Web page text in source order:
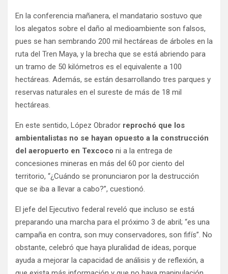
​En la conferencia mañanera, el mandatario sostuvo que
los alegatos sobre el daño al medioambiente son falsos,
pues se han sembrando 200 mil hectáreas de árboles en la
ruta del Tren Maya, y la brecha que se está abriendo para
un tramo de 50 kilómetros es el equivalente a 100
hectáreas. Además, se están desarrollando tres parques y
reservas naturales en el sureste de más de 18 mil
hectáreas.
En este sentido, López Obrador reprochó que los
ambientalistas no se hayan opuesto a la construcción
del aeropuerto en Texcoco ni a la entrega de
concesiones mineras en más del 60 por ciento del
territorio, “¿Cuándo se pronunciaron por la destrucción
que se iba a llevar a cabo?”, cuestionó.
El jefe del Ejecutivo federal reveló que incluso se está
preparando una marcha para el próximo 3 de abril; “es una
campaña en contra, son muy conservadores, son fifís”. No
obstante, celebró que haya pluralidad de ideas, porque
ayuda a mejorar la capacidad de análisis y de reflexión, a